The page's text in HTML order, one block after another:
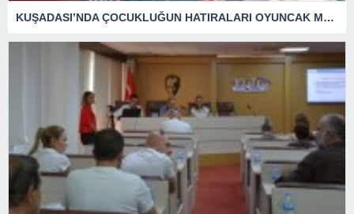
KUŞADASI’NDA ÇOCUKLUĞUN HATIRALARI OYUNCAK MÜZESİNDE HAYAT BULACAK